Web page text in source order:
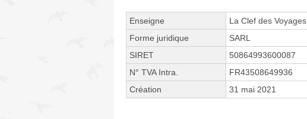
Enseigne
La Clef des Voyages
Forme juridique
SARL
SIRET
50864993600087
N° TVA Intra.
FR43508649936
Création
31 mai 2021